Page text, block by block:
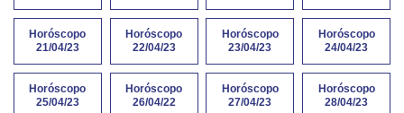
Horóscopo
21/04/23
Horóscopo
22/04/23
Horóscopo
23/04/23
Horóscopo
24/04/23
Horóscopo
25/04/23
Horóscopo
26/04/22
Horóscopo
27/04/23
Horóscopo
28/04/23